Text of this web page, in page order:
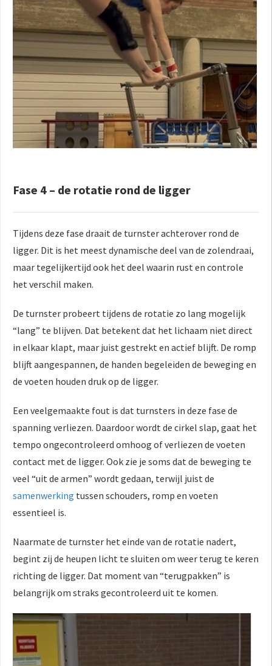
Fase 4 – de rotatie rond de ligger
Tijdens deze fase draait de turnster achterover rond de
ligger. Dit is het meest dynamische deel van de zolendraai,
maar tegelijkertijd ook het deel waarin rust en controle
het verschil maken.
De turnster probeert tijdens de rotatie zo lang mogelijk
“lang” te blijven. Dat betekent dat het lichaam niet direct
in elkaar klapt, maar juist gestrekt en actief blijft. De romp
blijft aangespannen, de handen begeleiden de beweging en
de voeten houden druk op de ligger.
Een veelgemaakte fout is dat turnsters in deze fase de
spanning verliezen. Daardoor wordt de cirkel slap, gaat het
tempo ongecontroleerd omhoog of verliezen de voeten
contact met de ligger. Ook zie je soms dat de beweging te
veel “uit de armen” wordt gedaan, terwijl juist de
samenwerking tussen schouders, romp en voeten
essentieel is.
Naarmate de turnster het einde van de rotatie nadert,
begint zij de heupen licht te sluiten om weer terug te keren
richting de ligger. Dat moment van “terugpakken” is
belangrijk om straks gecontroleerd uit te komen.